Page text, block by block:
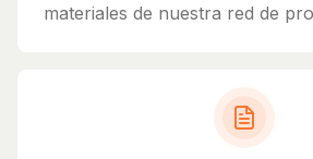
materiales de nuestra red de